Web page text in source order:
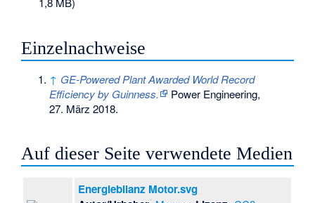
Einzelnachweise
↑ GE-Powered Plant Awarded World Record
Efficiency by Guinness.
Power Engineering,
27. März 2018.
Auf dieser Seite verwendete Medien
Energiebilanz Motor.svg